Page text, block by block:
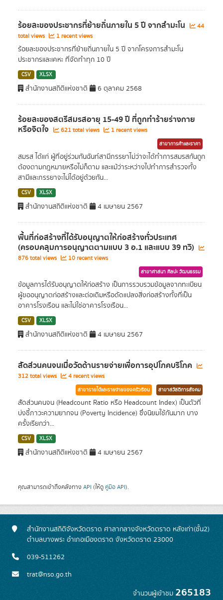
ร้อยละของประชากรที่ย้ายถิ่นภายใน 5 ปี จากสำมะโน
44
total views
1 recent views
ร้อยละของประชากรที่ย้ายถิ่นภายใน 5 ปี จากโครงการสำมะโน
ประชากรและเคหะ ที่จัดทำทุก 10 ปี
CSV XLSX
สำนักงานสถิติแห่งชาติ 6 ตุลาคม 2568
ร้อยละของสตรีสมรสอายุ 15-49 ปี ที่ถูกทำร้ายร่างกาย
หรือจิตใจ 621 total views 1 recent views
สาขาการค้าและราคา
สมรส ได้แก่ ผู้ที่อยู่ร่วมกันฉันท์สามีภรรยาไม่ว่าจะได้ทำการสมรสกันถูก
ต้องตามกฎหมายหรือไม่ก็ตาม และแม้ว่าระหว่างไปทำการสำรวจทั้ง
สามีและภรรยาจะไม่ได้อยู่ด้วยกัน...
CSV XLSX
สำนักงานสถิติแห่งชาติ 4 เมษายน 2567
พื้นที่ก่อสร้างที่ได้รับอนุญาตให้ก่อสร้างทั่วประเทศ
(ครอบคลุมการอนุญาตตามแบบ 3 อ.1 และแบบ 39 ทวิ)
876 total views 10 recent views
สาขาศาสนา ศิลปะ วัฒนธรรม
ข้อมูลการได้รับอนุญาตให้ก่อสร้าง เป็นการรวบรวมข้อมูลจากทะเบียน
ผู้ขออนุญาตก่อสร้างและต่อเติมหรือดัดแปลงสิ่งก่อสร้างทั้งที่เป็น
อาคารโรงเรือน และไม่ใช่อาคารโรงเรือน...
CSV XLSX
สำนักงานสถิติแห่งชาติ 4 เมษายน 2567
สัดส่วนคนจนเมื่อวัดด้านรายจ่ายเพื่อการอุปโภคบริโภค
312 total views 4 recent views
สาขารายได้และรายจ่ายของครัวเรือน สาขาสวัสดิการสังคม
สัดส่วนคนจน (Headcount Ratio หรือ Headcount Index) เป็นตัวที่
บ่งชี้ภาวะความยากจน (Poverty Incidence) ซึ่งนิยมใช้กันมาก บาง
ครั้งเรียกว่า...
CSV XLSX
สำนักงานสถิติแห่งชาติ 4 เมษายน 2567
คุณสามารถเข้าถึงคลังทาง API (ให้ดู คู่มือ API).
สำนักงานสถิติจังหวัดตราด ศาลากลางจังหวัดตราด หลังเก่า(ชั้น2)
ตำบลบางพระ อำเภอเมืองตราด จังหวัดตราด 23000
039-511262
trat@nso.go.th
จำนวนผู้เข้าชม 265183